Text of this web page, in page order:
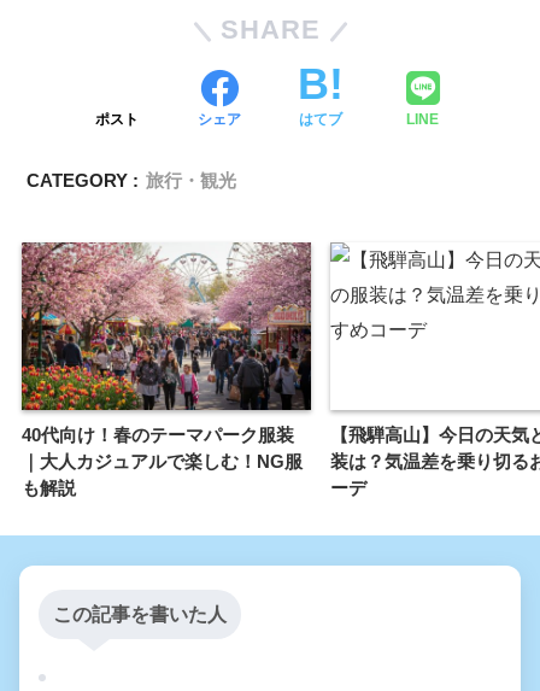
SHARE
ポスト シェア はてブ LINE
CATEGORY : 旅行・観光
40代向け！春のテーマパーク服装
｜大人カジュアルで楽しむ！NG服
も解説
【飛騨高山】今日の天気
装は？気温差を乗り切る
ーデ
この記事を書いた人